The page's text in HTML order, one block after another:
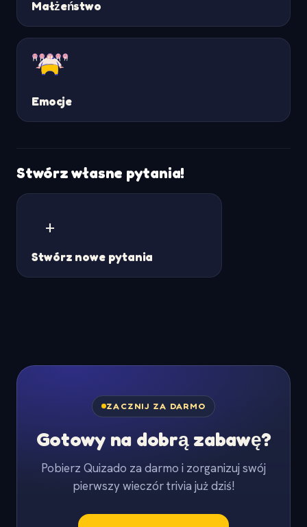
Małżeństwo
Emocje
Stwórz własne pytania!
+
Stwórz nowe pytania
ZACZNIJ ZA DARMO
Gotowy na dobrą zabawę?
Pobierz Quizado za darmo i zorganizuj swój
pierwszy wieczór trivia już dziś!